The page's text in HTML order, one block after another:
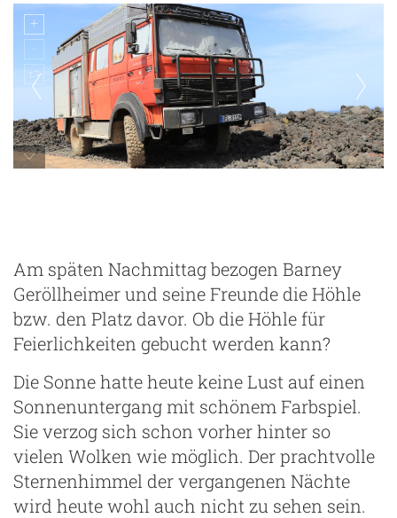
Am späten Nachmittag bezogen Barney
Geröllheimer und seine Freunde die Höhle
bzw. den Platz davor. Ob die Höhle für
Feierlichkeiten gebucht werden kann?
Die Sonne hatte heute keine Lust auf einen
Sonnenuntergang mit schönem Farbspiel.
Sie verzog sich schon vorher hinter so
vielen Wolken wie möglich. Der prachtvolle
Sternenhimmel der vergangenen Nächte
wird heute wohl auch nicht zu sehen sein.